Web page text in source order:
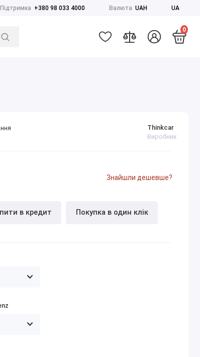
Підтримка +380 98 033 4000 Валюта UAH UA
0
Thinkcar
Виробник
в кредит Покупка в один клік
Знайшли дешевше?